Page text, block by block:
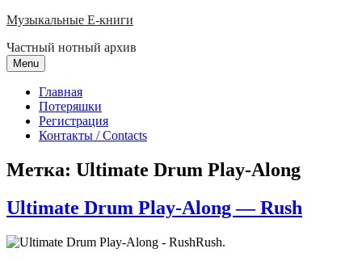
Skip
content
Музыкальные E-книги
Частный нотный архив
Menu
Главная
Потеряшки
Регистрация
Контакты / Contacts
Метка: Ultimate Drum Play-Along
Ultimate Drum Play-Along — Rush
Rush.